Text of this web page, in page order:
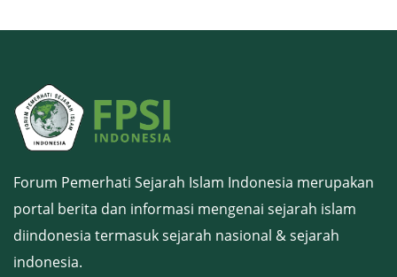
Forum Pemerhati Sejarah Islam Indonesia merupakan
portal berita dan informasi mengenai sejarah islam
diindonesia termasuk sejarah nasional & sejarah
indonesia.